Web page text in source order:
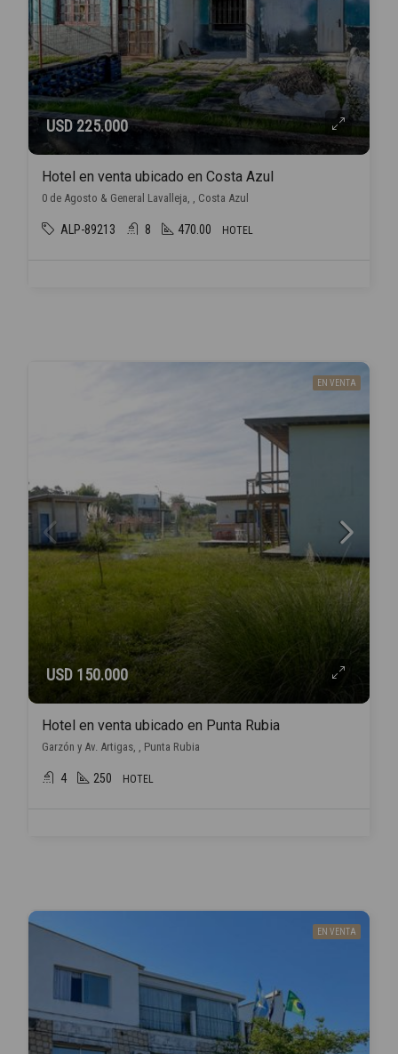
USD 225.000
Hotel en venta ubicado en Costa Azul
0 de Agosto & General Lavalleja, , Costa Azul
ALP-89213 8 470.00 HOTEL
EN VENTA
USD 150.000
Hotel en venta ubicado en Punta Rubia
Garzón y Av. Artigas, , Punta Rubia
4 250 HOTEL
EN VENTA